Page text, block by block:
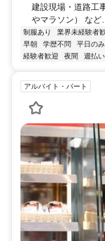
建設現場・道路工
やマラソン） など
制服あり 業界未経験者
早朝
学歴不問 平日の
経験者歓迎
夜間 週払
アルバイト・パート